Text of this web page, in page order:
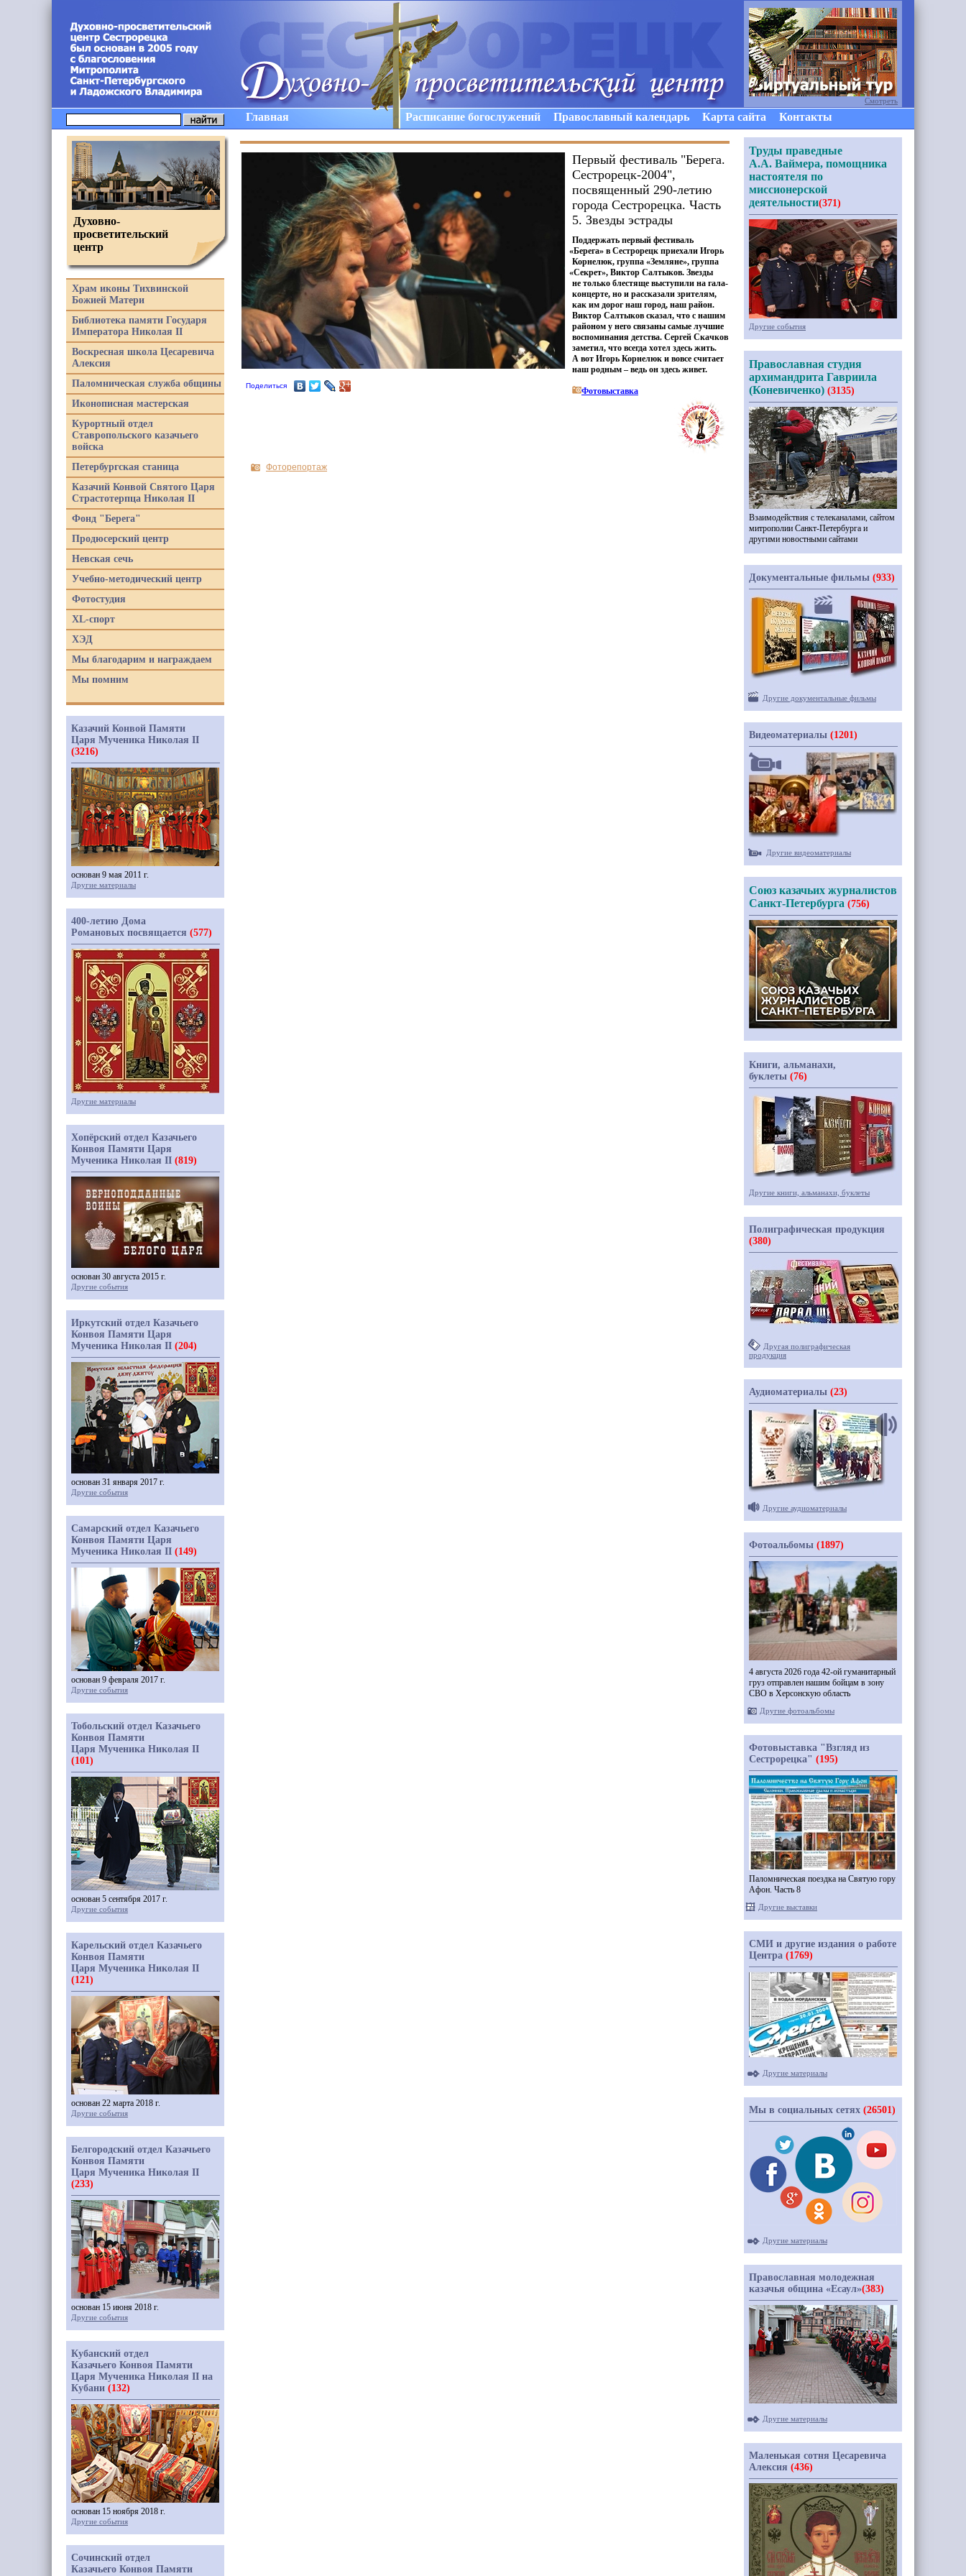
Главная Расписание богослужений Православный календарь Карта сайта Контакты
Поделиться
Первый фестиваль "Берега.
Сестрорецк-2004",
посвященный 290-летию
города Сестрорецка. Часть
5. Звезды эстрады
Поддержать первый фестиваль
«Берега» в Сестрорецк приехали Игорь
Корнелюк, группа «Земляне», группа
«Секрет», Виктор Салтыков. Звезды
не только блестяще выступили на гала-
концерте, но и рассказали зрителям,
как им дорог наш город, наш район.
Виктор Салтыков сказал, что с нашим
районом у него связаны самые лучшие
воспоминания детства. Сергей Скачков
заметил, что всегда хотел здесь жить.
А вот Игорь Корнелюк и вовсе считает
наш родным – ведь он здесь живет.
Фотовыставка
Фоторепортаж
Духовно-
просветительский
центр
Храм иконы Тихвинской
Божией Матери
Библиотека памяти Государя
Императора Николая II
Воскресная школа Цесаревича
Алексия
Паломническая служба общины
Иконописная мастерская
Курортный отдел
Ставропольского казачьего
войска
Петербургская станица
Казачий Конвой Святого Царя
Страстотерпца Николая II
Фонд "Берега"
Продюсерский центр
Невская сечь
Учебно-методический центр
Фотостудия
XL-спорт
ХЭД
Мы благодарим и награждаем
Мы помним
Казачий Конвой Памяти
Царя Мученика Николая II
(3216)
основан 9 мая 2011 г.
Другие материалы
400-летию Дома
Романовых посвящается (577)
Другие материалы
Хопёрский отдел Казачьего
Конвоя Памяти Царя
Мученика Николая II (819)
основан 30 августа 2015 г.
Другие события
Иркутский отдел Казачьего
Конвоя Памяти Царя
Мученика Николая II (204)
основан 31 января 2017 г.
Другие события
Самарский отдел Казачьего
Конвоя Памяти Царя
Мученика Николая II (149)
основан 9 февраля 2017 г.
Другие события
Тобольский отдел Казачьего
Конвоя Памяти
Царя Мученика Николая II
(101)
основан 5 сентября 2017 г.
Другие события
Карельский отдел Казачьего
Конвоя Памяти
Царя Мученика Николая II
(121)
основан 22 марта 2018 г.
Другие события
Белгородский отдел Казачьего
Конвоя Памяти
Царя Мученика Николая II
(233)
основан 15 июня 2018 г.
Другие события
Кубанский отдел
Казачьего Конвоя Памяти
Царя Мученика Николая II на
Кубани (132)
основан 15 ноября 2018 г.
Другие события
Сочинский отдел
Казачьего Конвоя Памяти
Смотреть
Труды праведные
А.А. Ваймера, помощника
настоятеля по
миссионерской
деятельности(371)
Другие события
Православная студия
архимандрита Гавриила
(Коневиченко) (3135)
Взаимодействия с телеканалами, сайтом
митрополии Санкт-Петербурга и
другими новостными сайтами
Документальные фильмы (933)
Другие документальные фильмы
Видеоматериалы (1201)
Другие видеоматериалы
Союз казачьих журналистов
Санкт-Петербурга (756)
Книги, альманахи,
буклеты (76)
Другие книги, альманахи, буклеты
Полиграфическая продукция
(380)
Другая полиграфическая
продукция
Аудиоматериалы (23)
Другие аудиоматериалы
Фотоальбомы (1897)
4 августа 2026 года 42-ой гуманитарный
груз отправлен нашим бойцам в зону
СВО в Херсонскую область
Другие фотоальбомы
Фотовыставка "Взгляд из
Сестрорецка" (195)
Паломническая поездка на Святую гору
Афон. Часть 8
Другие выставки
СМИ и другие издания о работе
Центра (1769)
Другие материалы
Мы в социальных сетях (26501)
Другие материалы
Православная молодежная
казачья община «Есаул»(383)
Другие материалы
Маленькая сотня Цесаревича
Алексия (436)